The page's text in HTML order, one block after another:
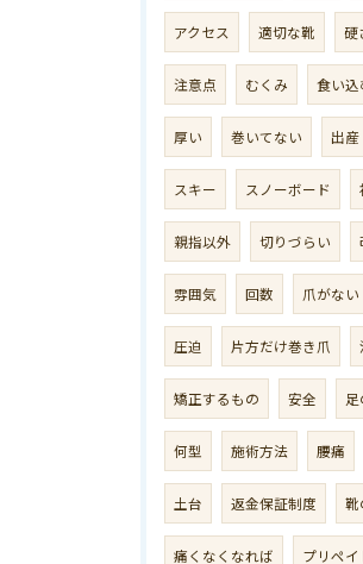
アクセス 適切な靴 硬
注意点 むくみ 食い込
厚い 巻いてない 出産
スキー スノーボード
親指以外 切りづらい
雰囲気 回数 爪がない
圧迫 片方だけ巻き爪
矯正するもの 安全
何型 施術方法 腰痛
土台 返金保証制度 靴
痛くなくなれば プリペイ